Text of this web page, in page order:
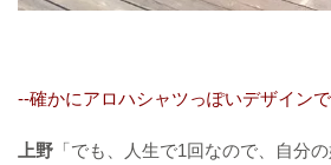
--確かにアロハシャツっぽいデザインで
上野 「でも、人生で1回なので、自分